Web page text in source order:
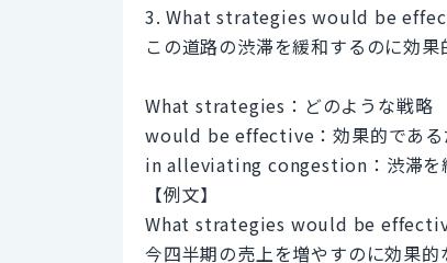
3. What strategies would be
この道路の渋滞を緩和するのに効果
What strategies：どのような戦略
would be effective：効果的である
in alleviating congestion：渋滞を
【例文】
What strategies would be
今四半期の売上を増やすのに効果的